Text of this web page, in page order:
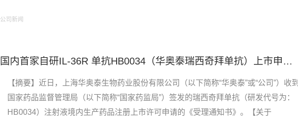
公司新闻
国内首家自研IL-36R 单抗HB0034（华奥泰瑞西奇拜单抗）上市申请获受理，剑指泛发性脓疱型银屑病！
【摘要】近日，上海华奥泰生物药业股份有限公司（以下简称“华奥泰”或“公司”）收到
国家药品监督管理局（以下简称“国家药监局”）签发的瑞西奇拜单抗（研发代号为：
HB0034）注射液境内生产药品注册上市许可申请的《受理通知书》。【关于